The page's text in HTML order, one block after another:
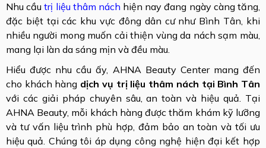
Nhu cầutrị liệu thâm nách hiện nay đang ngày càng tăng,
đặc biệt tại các khu vực đông dân cư như Bình Tân, khi
nhiều người mong muốn cải thiện vùng da nách sạm màu,
mang lại làn da sáng mịn và đều màu.
Hiểu được nhu cầu ấy, AHNA Beauty Center mang đến
cho khách hàng dịch vụ trị liệu thâm nách tại Bình Tân
với các giải pháp chuyên sâu, an toàn và hiệu quả. Tại
AHNA Beauty, mỗi khách hàng được thăm khám kỹ lưỡng
và tư vấn liệu trình phù hợp, đảm bảo an toàn và tối ưu
hiệu quả. Chúng tôi áp dụng công nghệ hiện đại kết hợp